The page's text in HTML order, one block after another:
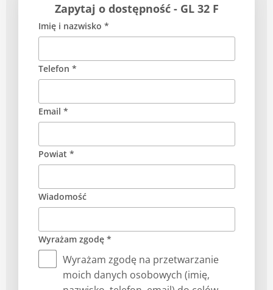
Zapytaj o dostępność - GL 32 F
Imię i nazwisko *
Telefon *
Email *
Powiat *
Wiadomość
Wyrażam zgodę *
Wyrażam zgodę na przetwarzanie
moich danych osobowych (imię,